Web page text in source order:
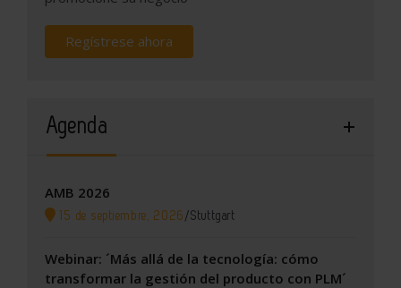
Regístrese ahora
Agenda
AMB 2026
15 de septiembre, 2026 /Stuttgart
Webinar: ´Más allá de la tecnología: cómo
transformar la gestión del producto con PLM´